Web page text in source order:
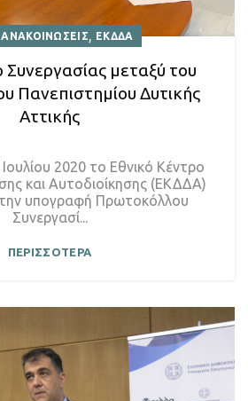
ΑΝΑΚΟΙΝΩΣΕΙΣ, ΕΚΔΔΑ
μεταξύ του
Πανεπιστημίου Δυτικής
Αττικής
2020 το Εθνικό Κέντρο
και Αυτοδιοίκησης (ΕΚΔΔΑ)
υπογραφή Πρωτοκόλλου
Συνεργασί...
ΠΕΡΙΣΣΟΤΕΡΑ